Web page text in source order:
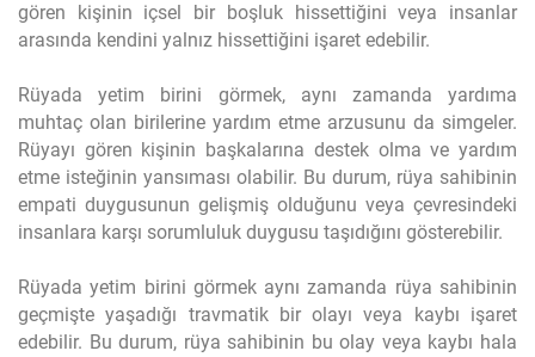
gören kişinin içsel bir boşluk hissettiğini veya insanlar
arasında kendini yalnız hissettiğini işaret edebilir.
Rüyada yetim birini görmek, aynı zamanda yardıma
muhtaç olan birilerine yardım etme arzusunu da simgeler.
Rüyayı gören kişinin başkalarına destek olma ve yardım
etme isteğinin yansıması olabilir. Bu durum, rüya sahibinin
empati duygusunun gelişmiş olduğunu veya çevresindeki
insanlara karşı sorumluluk duygusu taşıdığını gösterebilir.
Rüyada yetim birini görmek aynı zamanda rüya sahibinin
geçmişte yaşadığı travmatik bir olayı veya kaybı işaret
edebilir. Bu durum, rüya sahibinin bu olay veya kaybı hala